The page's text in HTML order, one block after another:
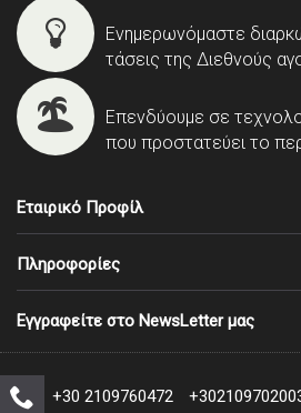
Ενημερωνόμαστε
τάσεις της Διεθνούς
Επενδύουμε σε
που προστατεύει το
Εταιρικό Προφίλ
Πληροφορίες
Εγγραφείτε στο NewsLetter μας
+30 2109760472